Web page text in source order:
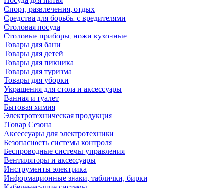
Спорт, развлечения, отдых
Средства для борьбы с вредителями
Столовая посуда
Столовые приборы, ножи кухонные
Товары для бани
Товары для детей
Товары для пикника
Товары для туризма
Товары для уборки
Украшения для стола и аксессуары
Ванная и туалет
Бытовая химия
Электротехническая продукция
!Товар Сезона
Аксессуары для электротехники
Безопасность системы контроля
Беспроводные системы управления
Вентиляторы и аксессуары
Инструменты электрика
Информационные знаки, таблички, бирки